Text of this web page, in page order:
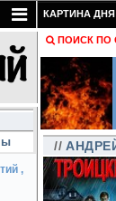
,
КАРТИНА ДНЯ
ПОИСК ПО
//